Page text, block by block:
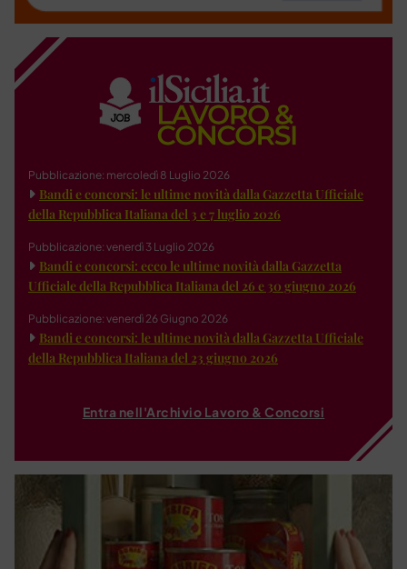
Pubblicazione: mercoledì 8 Luglio 2026
Bandi e concorsi: le ultime novità dalla Gazzetta Ufficiale
della Repubblica Italiana del 3 e 7 luglio 2026
Pubblicazione: venerdì 3 Luglio 2026
Bandi e concorsi: ecco le ultime novità dalla Gazzetta
Ufficiale della Repubblica Italiana del 26 e 30 giugno 2026
Pubblicazione: venerdì 26 Giugno 2026
Bandi e concorsi: le ultime novità dalla Gazzetta Ufficiale
della Repubblica Italiana del 23 giugno 2026
Entra nell'Archivio Lavoro & Concorsi